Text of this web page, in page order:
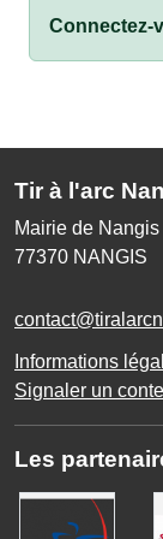
Connectez-
Tir à l'arc
Mairie de
77370 NANGIS
Informations
Signaler un
Les